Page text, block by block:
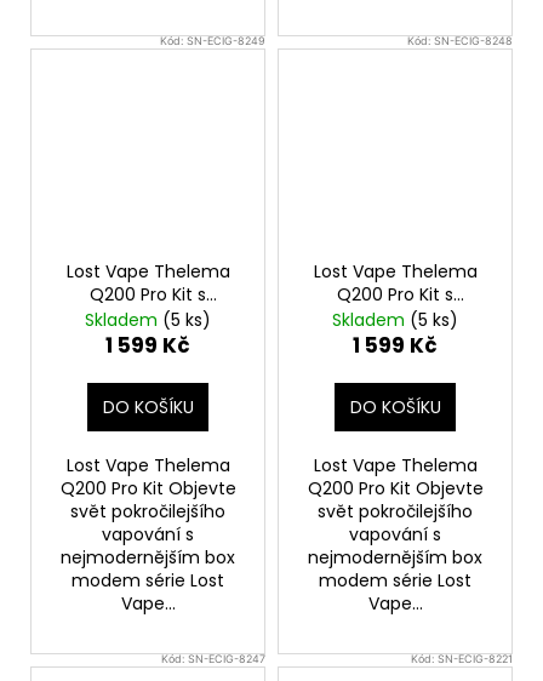
Kód:SN-ECIG-8249
Lost Vape Thelema
Q200 Pro Kit s
Centaurus Sub Ohm
Tank V2 (Desert
Skladem (5 ks)
1 599 Kč
DO KOŠÍKU
Lost Vape Thelema
Q200 Pro Kit Objevte
svět pokročilejšího
vapování s
nejmodernějším box
modem série Lost
Vape...
Kód:SN-ECIG-8248
Lost Vape Thelema
Q200 Pro Kit s
Centaurus Sub Ohm
Tank V2 (Dark
Skladem (5 ks)
1 599 Kč
DO KOŠÍKU
Lost Vape Thelema
Q200 Pro Kit Objevte
svět pokročilejšího
vapování s
nejmodernějším box
modem série Lost
Vape...
Kód:SN-ECIG-8247 Kód:SN-ECIG-8221